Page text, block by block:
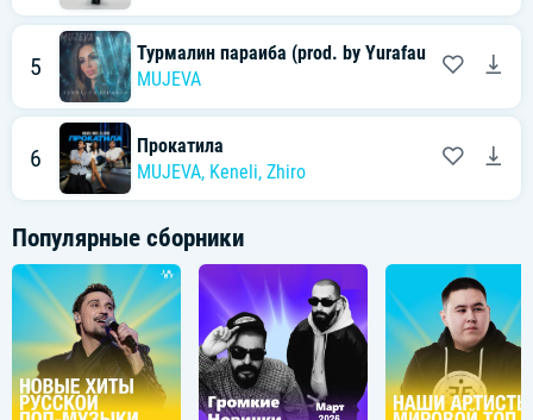
5
Турмалин параиба (prod. by Yurafaust)
MUJEVA
6
Прокатила
MUJEVA, Keneli, Zhiro
Популярные сборники